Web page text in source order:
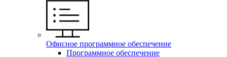
Офисное программное обеспечение
Программное обеспечение